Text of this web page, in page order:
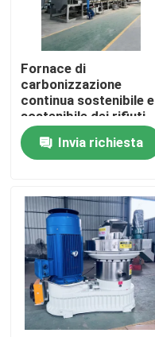
Casa
Prodotti
Mostra VR
Chi siamo
Fornace di
carbonizzazione
continua sostenibile e
sostenibile dei rifiuti
agricoli, a risparmio
energeticoInvia richiesta